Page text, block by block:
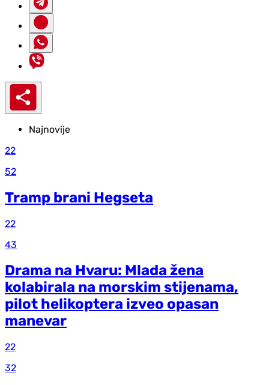
Najnovije
22
52
Tramp brani Hegseta
22
43
Drama na Hvaru: Mlada žena
kolabirala na morskim stijenama,
pilot helikoptera izveo opasan
manevar
22
32